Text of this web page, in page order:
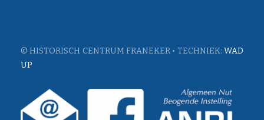
© HISTORISCH CENTRUM FRANEKER • TECHNIEK: WAD
UP